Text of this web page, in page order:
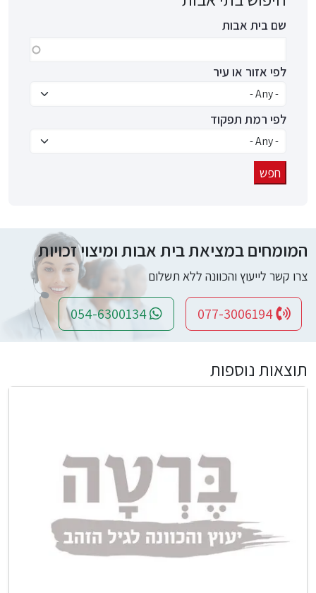
שם בית אבות
לפי אזור או עיר
לפי רמת תפקוד
המומחים במציאת בית אבות ומיצוי זכויות
צרו קשר לייעוץ והכוונה ללא תשלום
תוצאות נוספות